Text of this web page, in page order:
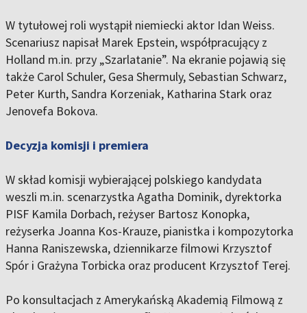
W tytułowej roli wystąpił niemiecki aktor Idan Weiss.
Scenariusz napisał Marek Epstein, współpracujący z
Holland m.in. przy „Szarlatanie”. Na ekranie pojawią się
także Carol Schuler, Gesa Shermuly, Sebastian Schwarz,
Peter Kurth, Sandra Korzeniak, Katharina Stark oraz
Jenovefa Bokova.
Decyzja komisji i premiera
W skład komisji wybierającej polskiego kandydata
weszli m.in. scenarzystka Agatha Dominik, dyrektorka
PISF Kamila Dorbach, reżyser Bartosz Konopka,
reżyserka Joanna Kos-Krauze, pianistka i kompozytorka
Hanna Raniszewska, dziennikarze filmowi Krzysztof
Spór i Grażyna Torbicka oraz producent Krzysztof Terej.
Po konsultacjach z Amerykańską Akademią Filmową z